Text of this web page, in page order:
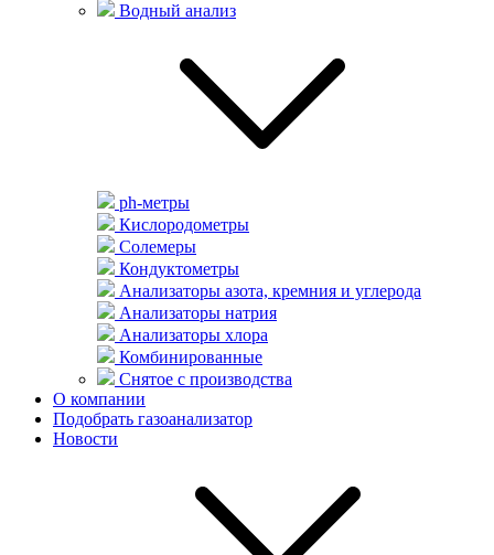
Водный анализ
ph-метры
Кислородометры
Солемеры
Кондуктометры
Анализаторы азота, кремния и углерода
Анализаторы натрия
Анализаторы хлора
Комбинированные
Снятое с производства
О компании
Подобрать газоанализатор
Новости